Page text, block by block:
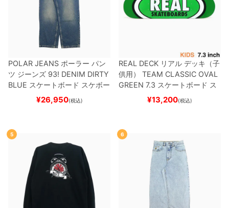
POLAR JEANS ポーラー パン
ツ ジーンズ 93! DENIM DIRTY
BLUE スケートボード スケボー
¥26,950(税込)
REAL DECK リアル デッキ（子
供用）
TEAM CLASSIC OVAL
GREEN 7.3 スケートボード ス
¥13,200(税込)
5 6